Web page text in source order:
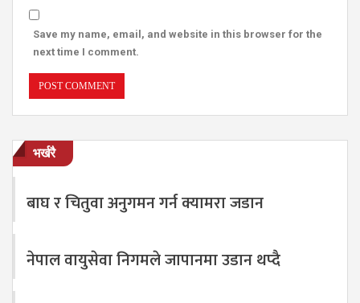
Save my name, email, and website in this browser for the
next time I comment.
भर्खरै
बाघ र चितुवा अनुगमन गर्न क्यामरा जडान
नेपाल वायुसेवा निगमले जापानमा उडान थप्दै